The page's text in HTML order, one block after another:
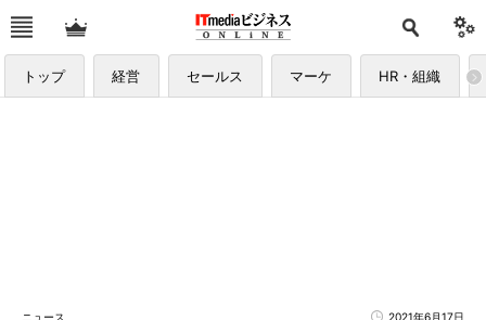
トップ 経営 セールス マーケ HR・組織
ニュース 2021年6月17日